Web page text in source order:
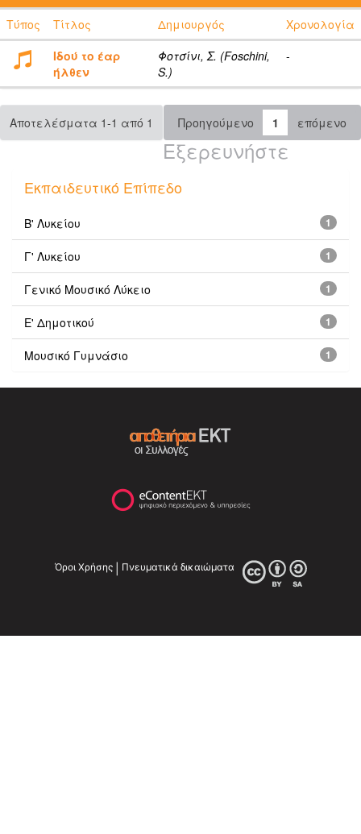
Τύπος Τίτλος Δημιουργός
Χρονολογία
Ιδού το έαρ
ήλθεν
Φοτσίνι, Σ. (Foschini,
S.)
-
Αποτελέσματα 1-1 από 1 Προηγούμενο 1 επόμενο
Εξερευνήστε
Εκπαιδευτικό Επίπεδο
1
Β' Λυκείου
1
Γ' Λυκείου
1
Γενικό Μουσικό Λύκειο
1
Ε' Δημοτικού
1
Μουσικό Γυμνάσιο